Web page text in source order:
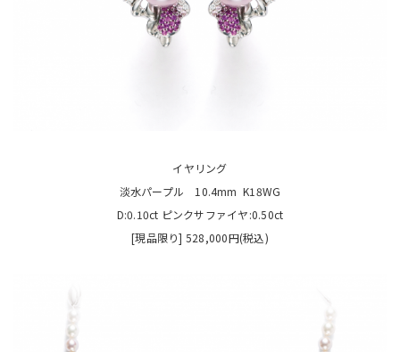
イヤリング
淡水パープル 10.4mm K18WG
D:0.10ct ピンクサファイヤ:0.50ct
[現品限り] 528,000円(税込)